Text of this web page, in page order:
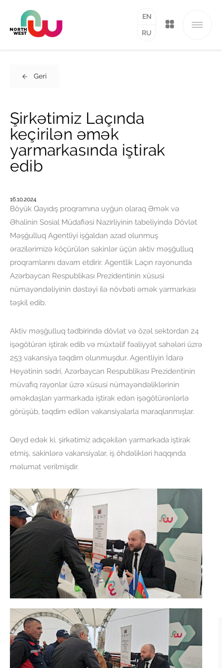
EN
RU
Geri
Şirkətimiz Laçında
keçirilən əmək
yarmarkasında iştirak
edib
16.10.2024
Böyük Qayıdış proqramına uyğun olaraq Əmək və
Əhalinin Sosial Müdafiəsi Nazirliyinin tabeliyində Dövlət
Məşğulluq Agentliyi işğaldan azad olunmuş
ərazilərimizə köçürülən sakinlər üçün aktiv məşğulluq
proqramlarını davam etdirir. Agentlik Laçın rayonunda
Azərbaycan Respublikası Prezidentinin xüsusi
nümayəndəliyinin dəstəyi ilə növbəti əmək yarmarkası
təşkil edib.
Aktiv məşğulluq tədbirində dövlət və özəl sektordan 24
işəgötürən iştirak edib və müxtəlif fəaliyyət sahələri üzrə
253 vakansiya təqdim olunmuşdur. Agentliyin İdarə
Heyətinin sədri, Azərbaycan Respublikası Prezidentinin
müvafiq rayonlar üzrə xüsusi nümayəndəliklərinin
əməkdaşları yarmarkada iştirak edən işəgötürənlərlə
görüşüb, təqdim edilən vakansiyalarla maraqlanmışlar.
Qeyd edək ki, şirkətimiz adıçəkilən yarmarkada iştirak
etmiş, sakinlərə vakansiyalar, iş öhdəlikləri haqqında
məlumat verilmişdir.